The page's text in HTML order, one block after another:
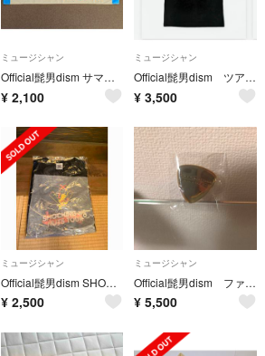
ミュージシャン
Official髭男dism サマーフェスティバル フェイスタオル ヒゲダン
¥ 2,100
ミュージシャン
Official髭男dism ツアーティシャツ
¥ 3,500
ミュージシャン
Official髭男dism SHOCKING NUTS TOUR Tシャツ
¥ 2,500
ミュージシャン
Official髭男dism ファンクラブ限定くじB賞
¥ 5,500